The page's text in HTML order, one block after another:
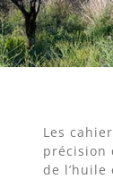
Les
précision
de